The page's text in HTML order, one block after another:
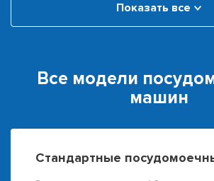
Показать все
Все модели
машин
Стандартные